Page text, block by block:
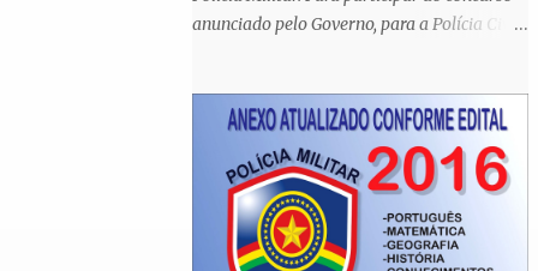
anunciado pelo Governo, para a Polícia Civil
de Comunicação da Secretaria de Defesa
Social (SDS), os cargos de agente e escrivão
têm como principal requisito a graduação,
assim como de auxiliar de legista, auxiliar
de perito, papiloscopista, médico legista e
perito criminal da Polícia Científica. Esta